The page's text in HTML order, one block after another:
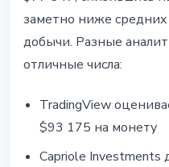
заметно ниже
добычи. Разные
отличные числа:
TradingView
$93 175 на монету
Capriole